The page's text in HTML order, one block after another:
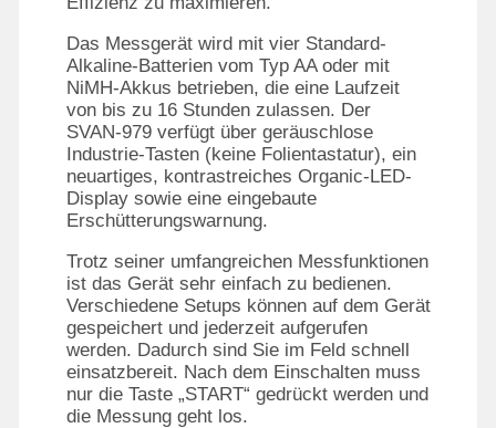
Das Messgerät wird mit vier Standard-
Alkaline-Batterien vom Typ AA oder mit
NiMH-Akkus betrieben, die eine Laufzeit
von bis zu 16 Stunden zulassen. Der
SVAN-979 verfügt über geräuschlose
Industrie-Tasten (keine Folientastatur), ein
neuartiges, kontrastreiches Organic-LED-
Display sowie eine eingebaute
Erschütterungswarnung.
Trotz seiner umfangreichen Messfunktionen
ist das Gerät sehr einfach zu bedienen.
Verschiedene Setups können auf dem Gerät
gespeichert und jederzeit aufgerufen
werden. Dadurch sind Sie im Feld schnell
einsatzbereit. Nach dem Einschalten muss
nur die Taste „START“ gedrückt werden und
die Messung geht los.